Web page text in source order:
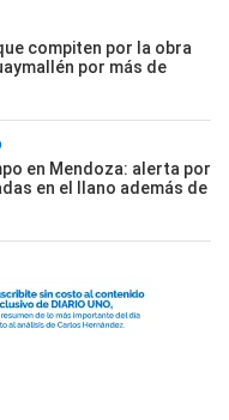
compiten por la obra
por más de
en Mendoza: alerta por
en el llano además de